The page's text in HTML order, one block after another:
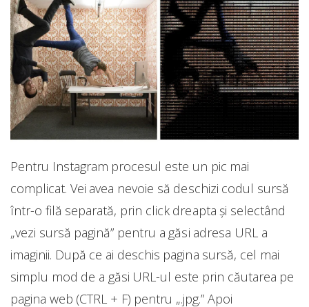
Pentru Instagram procesul este un pic mai
complicat. Vei avea nevoie să deschizi codul sursă
într-o filă separată, prin click dreapta și selectând
„vezi sursă pagină” pentru a găsi adresa URL a
imaginii. După ce ai deschis pagina sursă, cel mai
simplu mod de a găsi URL-ul este prin căutarea pe
pagina web (CTRL + F) pentru „.jpg.” Apoi